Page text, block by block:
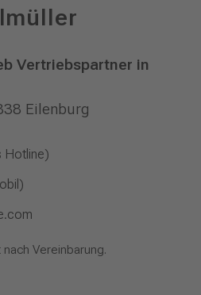
Vertriebspartner in
Eilenburg
Hotline)
Vereinbarung.